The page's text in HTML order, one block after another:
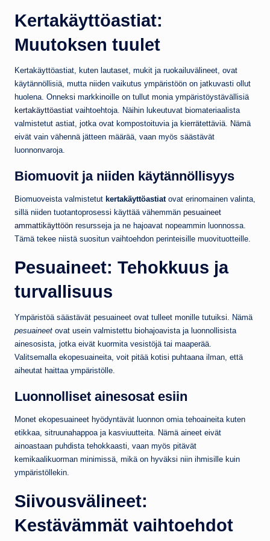
Kertakäyttöastiat:
Muutoksen tuulet
Kertakäyttöastiat, kuten lautaset, mukit ja ruokailuvälineet, ovat
käytännöllisiä, mutta niiden vaikutus ympäristöön on jatkuvasti ollut
huolena. Onneksi markkinoille on tullut monia ympäristöystävällisiä
kertakäyttöastiat vaihtoehtoja. Näihin lukeutuvat biomateriaalista
valmistetut astiat, jotka ovat kompostoituvia ja kierrätettäviä. Nämä
eivät vain vähennä jätteen määrää, vaan myös säästävät
luonnonvaroja.
Biomuovit ja niiden käytännöllisyys
Biomuoveista valmistetut kertakäyttöastiatovat erinomainen valinta,
sillä niiden tuotantoprosessi käyttää vähemmän pesuaineet
ammattikäyttöön resursseja ja ne hajoavat nopeammin luonnossa.
Tämä tekee niistä suositun vaihtoehdon perinteisille muovituotteille.
Pesuaineet: Tehokkuus ja
turvallisuus
Ympäristöä säästävät pesuaineet ovat tulleet monille tutuiksi. Nämä
pesuaineet ovat usein valmistettu biohajoavista ja luonnollisista
ainesosista, jotka eivät kuormita vesistöjä tai maaperää.
Valitsemalla ekopesuaineita, voit pitää kotisi puhtaana ilman, että
aiheutat haittaa ympäristölle.
Luonnolliset ainesosat esiin
Monet ekopesuaineet hyödyntävät luonnon omia tehoaineita kuten
etikkaa, sitruunahappoa ja kasviuutteita. Nämä aineet eivät
ainoastaan puhdista tehokkaasti, vaan myös pitävät
kemikaalikuorman minimissä, mikä on hyväksi niin ihmisille kuin
ympäristöllekin.
Siivousvälineet:
Kestävämmät vaihtoehdot